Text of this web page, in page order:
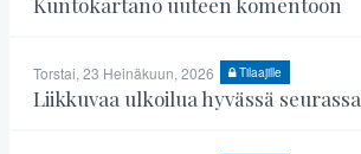
Torstai, 23 Heinäkuun, 2026 Tilaajille
Liikkuvaa ulkoilua hyvässä seurassa